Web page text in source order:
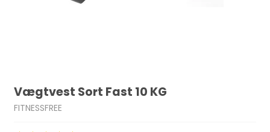
Vægtvest Sort Fast 10 KG
FITNESSFREE